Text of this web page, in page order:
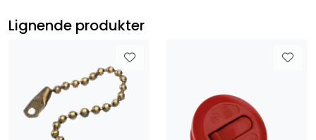
Lignende produkter